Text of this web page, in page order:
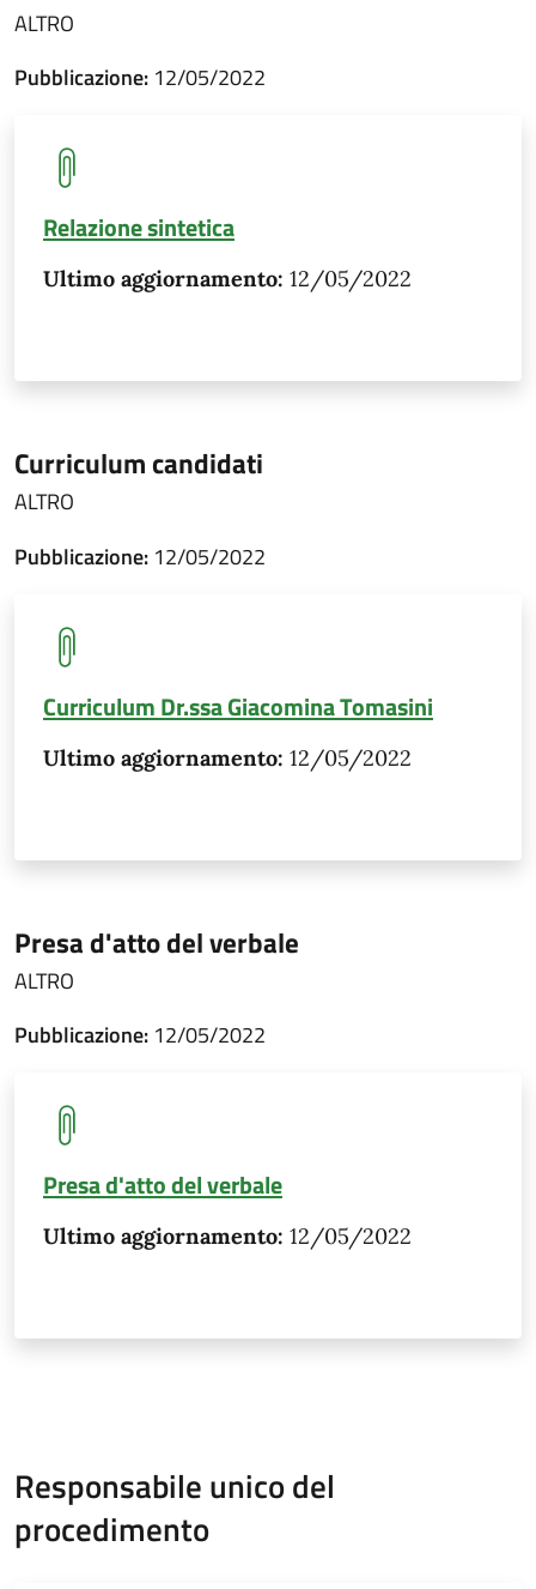
ALTRO
Pubblicazione: 12/05/2022
Relazione sintetica
Ultimo aggiornamento: 12/05/2022
Curriculum candidati
ALTRO
Pubblicazione: 12/05/2022
Curriculum Dr.ssa Giacomina Tomasini
Ultimo aggiornamento: 12/05/2022
Presa d'atto del verbale
ALTRO
Pubblicazione: 12/05/2022
Presa d'atto del verbale
Ultimo aggiornamento: 12/05/2022
Responsabile unico del
procedimento